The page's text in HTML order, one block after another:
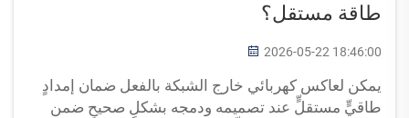
طاقة مستقل؟
2026-05-22 18:46:00
يمكن لعاكس كهربائي خارج الشبكة بالفعل ضمان إمدادٍ
طاقيٍّ مستقلٍّ عند تصميمه ودمجه بشكلٍ صحيحٍ ضمن